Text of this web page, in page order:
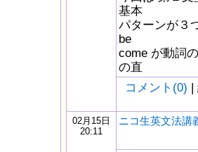
基本
パターンが３
be
come が動詞
の直
コメント(0) |
02月15日
20:11
ニコ生英文法講